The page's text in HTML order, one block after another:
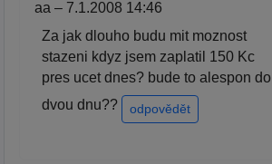
aa – 7.1.2008 14:46
Za jak dlouho budu mit moznost
stazeni kdyz jsem zaplatil 150 Kc
pres ucet dnes? bude to alespon do
dvou dnu??
odpovědět